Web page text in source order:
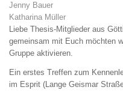
Jenny Bauer
Katharina Müller
Liebe Thesis-Mitglieder aus
gemeinsam mit Euch möchten
Gruppe aktivieren.
Ein erstes Treffen zum
im Esprit (Lange Geismar